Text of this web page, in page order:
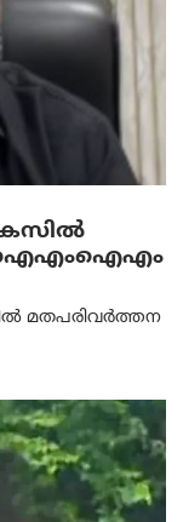
എഐഎംഐഎം
മതപരിവർത്തന